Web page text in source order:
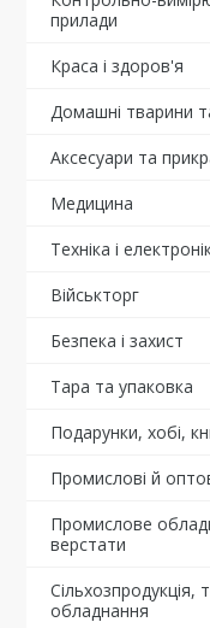
прилади
Краса і здоров'я
Домашні тварини
Аксесуари та
Медицина
Техніка і
Військторг
Безпека і захист
Тара та упаковка
Подарунки, хобі,
Промислові й
Промислове
верстати
Сільхозпродукція,
обладнання